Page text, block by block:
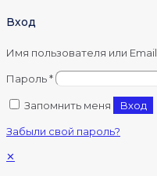
Вход
Имя пользователя или Email
Пароль*
Запомнить меня Вход
Забыли свой пароль?
✕